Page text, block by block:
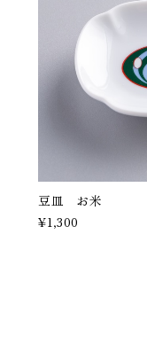
豆皿 お米
¥1,300